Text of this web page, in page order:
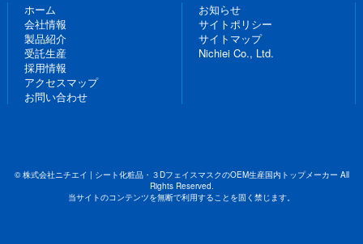
ホーム
会社情報
製品紹介
受託生産
採用情報
アクセスマップ
お問い合わせ
お知らせ
サイトポリシー
サイトマップ
Nichiei Co., Ltd.
© 株式会社ニチエイ | シート化粧品・３DフェイスマスクのOEM生産国内トップメーカー All
Rights Reserved.
当サイトのコンテンツを無断で利用することを固く禁じます。